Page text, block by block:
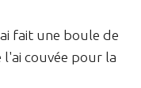
fait une boule de
l'ai couvée pour la